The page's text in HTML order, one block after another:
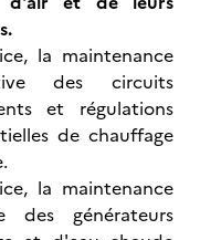
la maintenance
des circuits
et régulations
de chauffage
la maintenance
des générateurs